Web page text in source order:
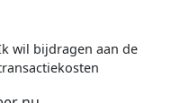
wil bijdragen aan de